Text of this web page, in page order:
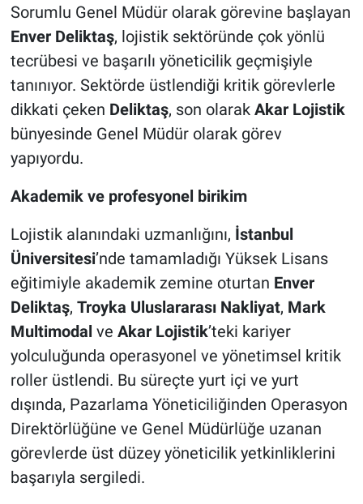
Sorumlu Genel Müdür olarak görevine başlayan
Enver Deliktaş, lojistik sektöründe çok yönlü
tecrübesi ve başarılı yöneticilik geçmişiyle
tanınıyor. Sektörde üstlendiği kritik görevlerle
dikkati çeken Deliktaş, son olarak Akar Lojistik
bünyesinde Genel Müdür olarak görev
yapıyordu.
Akademik ve profesyonel birikim
Lojistik alanındaki uzmanlığını, İstanbul
Üniversitesi’nde tamamladığı Yüksek Lisans
eğitimiyle akademik zemine oturtan Enver
Deliktaş, Troyka Uluslararası Nakliyat, Mark
Multimodal ve Akar Lojistik’teki kariyer
yolculuğunda operasyonel ve yönetimsel kritik
roller üstlendi. Bu süreçte yurt içi ve yurt
dışında, Pazarlama Yöneticiliğinden Operasyon
Direktörlüğüne ve Genel Müdürlüğe uzanan
görevlerde üst düzey yöneticilik yetkinliklerini
başarıyla sergiledi.